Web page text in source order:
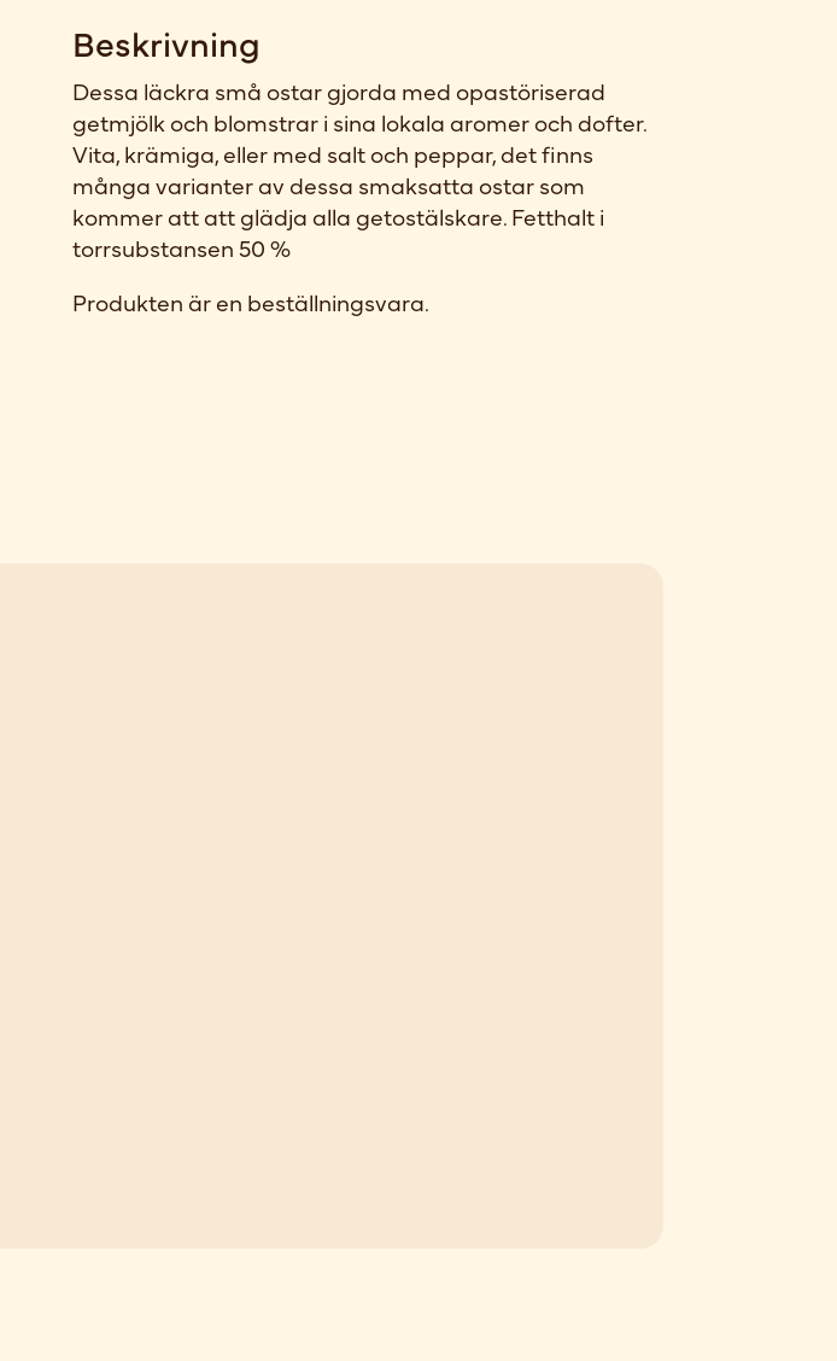
Beskrivning
Dessa läckra små ostar gjorda med opastöriserad
getmjölk och blomstrar i sina lokala aromer och dofter.
Vita, krämiga, eller med salt och peppar, det finns
många varianter av dessa smaksatta ostar som
kommer att att glädja alla getostälskare. Fetthalt i
torrsubstansen 50 %
Produkten är en beställningsvara.